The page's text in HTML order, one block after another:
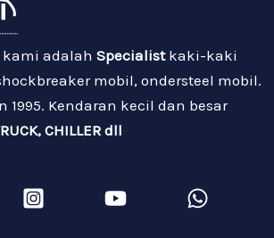
kami adalah Specialistkaki-kaki
mobil, ondersteel mobil.
1995. Kendaran kecil dan besar
CHILLER dll